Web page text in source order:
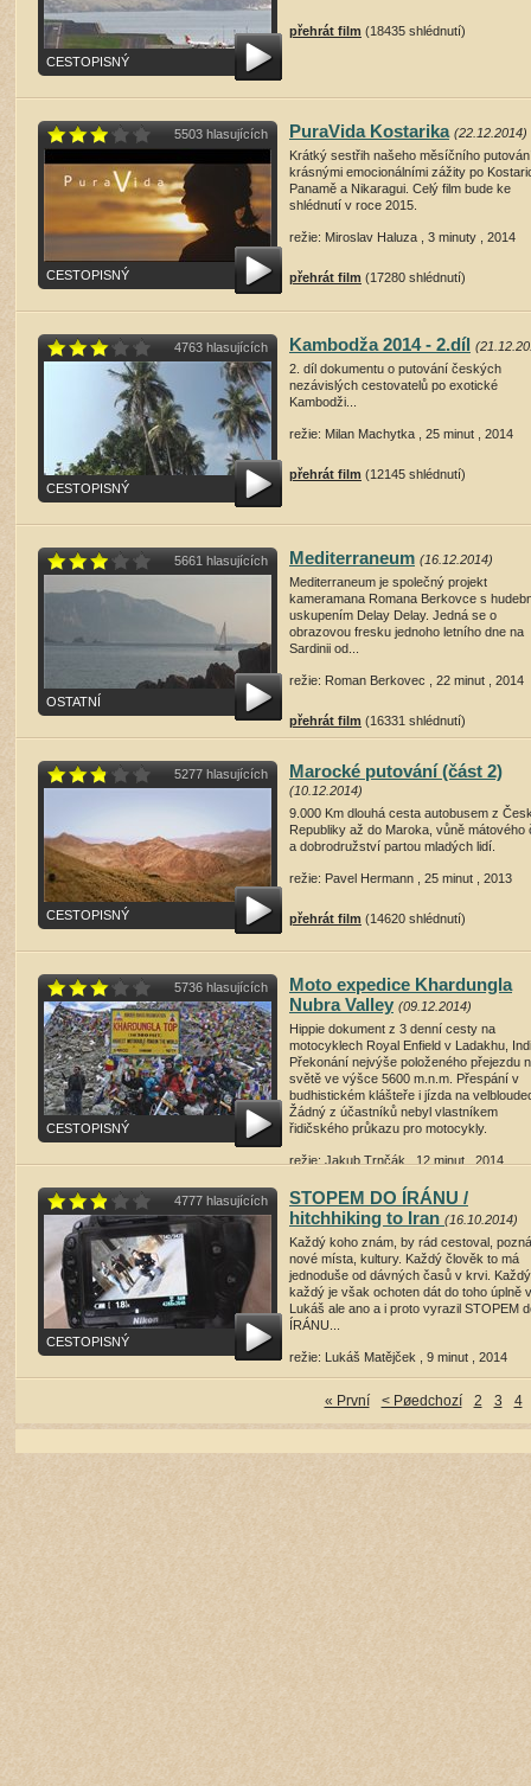
CESTOPISNÝ
přehrát film (18435 shlédnutí)
5503 hlasujících
CESTOPISNÝ
PuraVida Kostarika (22.12.2014)
Krátký sestřih našeho měsíčního
krásnými emocionálními zážity po
Panamě a Nikaragui. Celý film bude ke
shlédnutí v roce 2015.
režie: Miroslav Haluza , 3 minuty , 2014
přehrát film (17280 shlédnutí)
4763 hlasujících
CESTOPISNÝ
Kambodža 2014 - 2.díl
2. díl dokumentu o putování českých
nezávislých cestovatelů po exotické
Kambodži...
režie: Milan Machytka , 25 minut , 2014
přehrát film (12145 shlédnutí)
5661 hlasujících
OSTATNÍ
Mediterraneum (16.12.2014)
Mediterraneum je společný projekt
kameramana Romana Berkovce s
uskupením Delay Delay. Jedná se o
obrazovou fresku jednoho letního dne na
Sardinii od...
režie: Roman Berkovec , 22 minut , 2014
přehrát film (16331 shlédnutí)
5277 hlasujících
CESTOPISNÝ
Marocké putování (část 2)
(10.12.2014)
9.000 Km dlouhá cesta autobusem z
Republiky až do Maroka, vůně mátového
a dobrodružství partou mladých lidí.
režie: Pavel Hermann , 25 minut , 2013
přehrát film (14620 shlédnutí)
5736 hlasujících
CESTOPISNÝ
Moto expedice Khardungla
Nubra Valley (09.12.2014)
Hippie dokument z 3 denní cesty na
motocyklech Royal Enfield v Ladakhu,
Překonání nejvýše položeného přejezdu
světě ve výšce 5600 m.n.m. Přespání v
budhistickém klášteře i jízda na
Žádný z účastníků nebyl vlastníkem
řidičského průkazu pro motocykly.
režie: Jakub Trnčák , 12 minut , 2014
přehrát film (17093 shlédnutí)
4777 hlasujících
CESTOPISNÝ
STOPEM DO ÍRÁNU /
hitchhiking to Iran (16.10.2014)
Každý koho znám, by rád cestoval,
nové místa, kultury. Každý člověk to má
jednoduše od dávných časů v krvi.
každý je však ochoten dát do toho úplně
Lukáš ale ano a i proto vyrazil STOPEM
ÍRÁNU...
režie: Lukáš Matějček , 9 minut , 2014
přehrát film (12841 shlédnutí)
« První < Pøedchozí 2 3 4